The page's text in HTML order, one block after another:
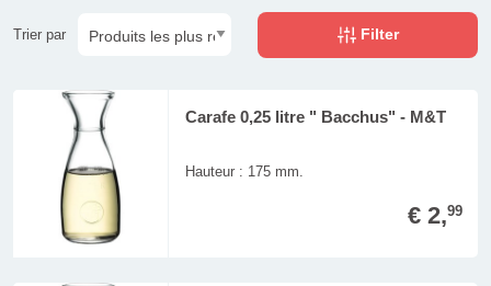
Trier par Filter
Carafe 0,25 litre " Bacchus" - M&T
Hauteur : 175 mm.
€ 2,99